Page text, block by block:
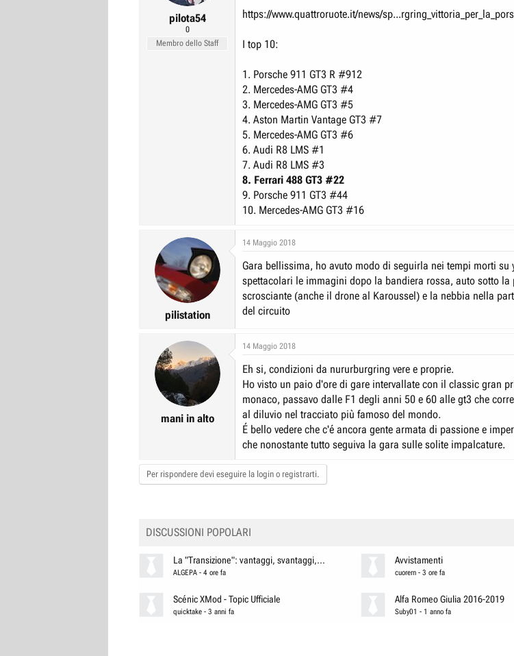
pilota54
0
Membro dello Staff
https://www.quattroruote.it/news/
I top 10:
1. Porsche 911 GT3 R #912
2. Mercedes-AMG GT3 #4
3. Mercedes-AMG GT3 #5
4. Aston Martin Vantage GT3 #7
5. Mercedes-AMG GT3 #6
6. Audi R8 LMS #1
7. Audi R8 LMS #3
8. Ferrari 488 GT3 #22
9. Porsche 911 GT3 #44
10. Mercedes-AMG GT3 #16
pilistation
14 Maggio 2018
Gara bellissima, ho avuto modo di seguirla nei tempi morti su
spettacolari le immagini dopo la bandiera rossa, auto sotto la
scrosciante (anche il drone al Karoussel) e la nebbia nella
del circuito
mani in alto
14 Maggio 2018
Eh si, condizioni da nururburgring vere e proprie.
Ho visto un paio d'ore di gare intervallate con il classic gran
monaco, passavo dalle F1 degli anni 50 e 60 alle gt3 che
al diluvio nel tracciato più famoso del mondo.
É bello vedere che c'é ancora gente armata di passione e
che nonostante tutto seguiva la gara sulle solite impalcature.
Per rispondere devi eseguire la login o registrarti.
DISCUSSIONI POPOLARI
La "Transizione": vantaggi, svantaggi,...
ALGEPA - 4 ore fa
Avvistamenti
cuorern - 3 ore fa
Scénic XMod - Topic Ufficiale
quicktake - 3 anni fa
Alfa Romeo Giulia 2016-2019
Suby01 - 1 anno fa